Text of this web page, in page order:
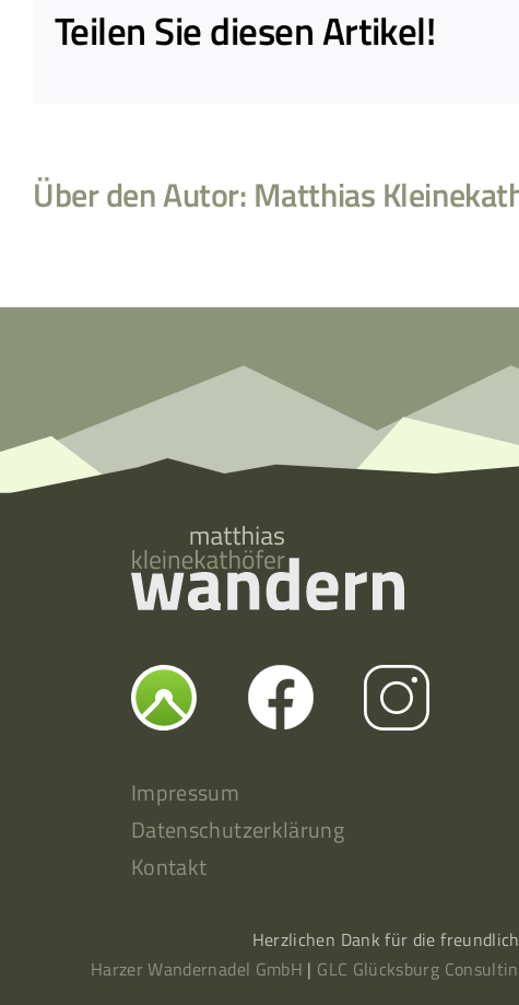
Teilen Sie diesen Artikel!
Über den Autor:Matthias
Impressum
Datenschutzerklärung
Kontakt
Herzlichen Dank für die
Harzer Wandernadel GmbH | GLC Glücksburg